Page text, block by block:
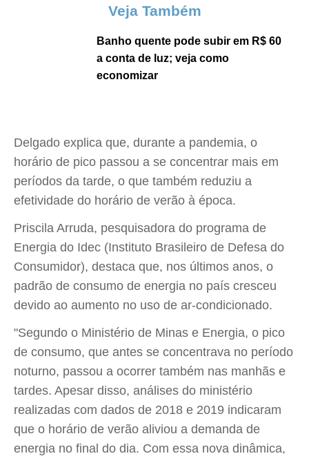
Veja Também
Banho quente pode subir em R$ 60
a conta de luz; veja como
economizar
Delgado explica que, durante a pandemia, o
horário de pico passou a se concentrar mais em
períodos da tarde, o que também reduziu a
efetividade do horário de verão à época.
Priscila Arruda, pesquisadora do programa de
Energia do Idec (Instituto Brasileiro de Defesa do
Consumidor), destaca que, nos últimos anos, o
padrão de consumo de energia no país cresceu
devido ao aumento no uso de ar-condicionado.
"Segundo o Ministério de Minas e Energia, o pico
de consumo, que antes se concentrava no período
noturno, passou a ocorrer também nas manhãs e
tardes. Apesar disso, análises do ministério
realizadas com dados de 2018 e 2019 indicaram
que o horário de verão aliviou a demanda de
energia no final do dia. Com essa nova dinâmica,